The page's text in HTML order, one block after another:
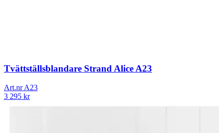
Tvättställsblandare Strand Alice A23
Art.nrA23
3 295 kr